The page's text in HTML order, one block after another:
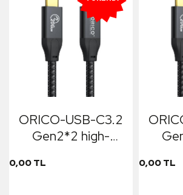
ORICO-USB-C3.2
Gen2*2 high-
0,00 TL 0,00 TL